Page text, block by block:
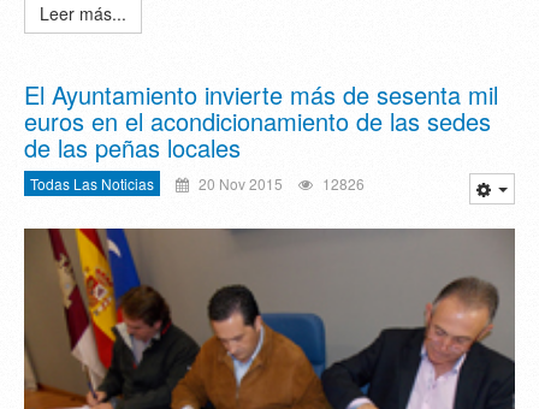
Leer más...
El Ayuntamiento invierte más de sesenta mil
euros en el acondicionamiento de las sedes
de las peñas locales
Todas Las Noticias 20 Nov 2015 12826